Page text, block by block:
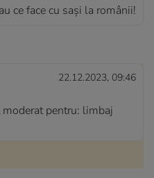
ce face cu sași la românii!
22.12.2023, 09:46
pentru: limbaj